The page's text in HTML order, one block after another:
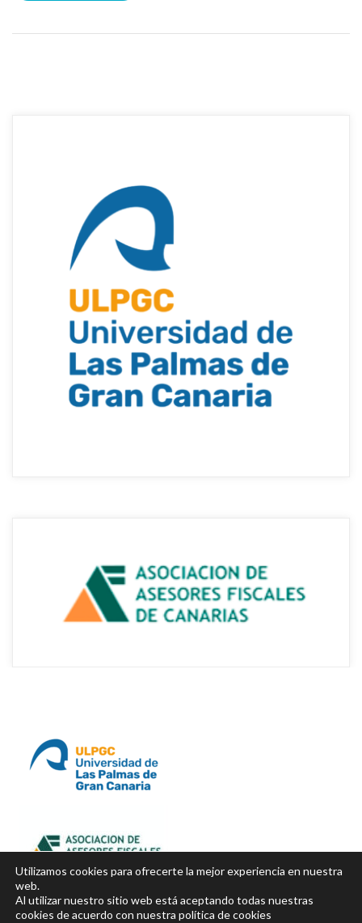
Utilizamos cookies para ofrecerte la mejor experiencia en nuestra
web.
Al utilizar nuestro sitio web está aceptando todas nuestras
cookies de acuerdo con nuestra política de cookie